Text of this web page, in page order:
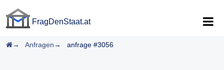
FragDenStaat.at
Startseite
Anfragen anfrage #3056